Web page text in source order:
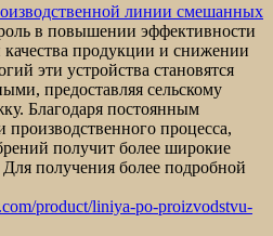
линии смешанных
в повышении эффективности
качества продукции и снижении
эти устройства становятся
предоставляя сельскому
Благодаря постоянным
процесса,
получит более широкие
получения более подробной
product/liniya-po-proizvodstvu-